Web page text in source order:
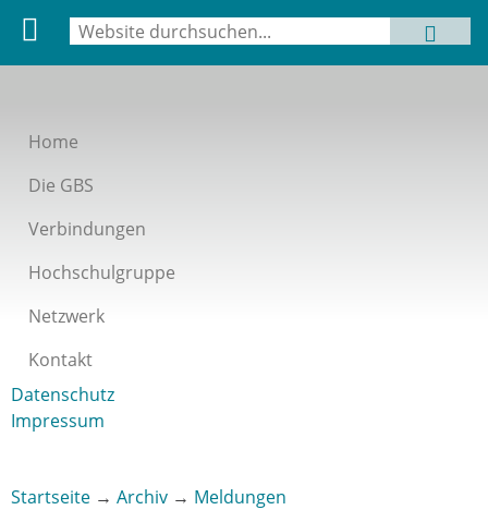
MENU
Home
Die GBS
Verbindungen
Hochschulgruppe
Netzwerk
Kontakt
Datenschutz
Impressum
Startseite → Archiv → Meldungen
Suchformular
Suche